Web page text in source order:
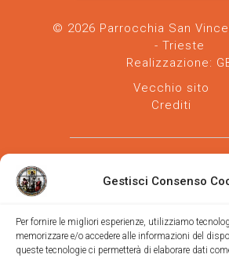
Gestisci Consenso
Per fornire le migliori esperienze, utilizziamo
memorizzare e/o accedere alle informazioni del
queste tecnologie ci permetterà di elaborare dati
© 2026 Parrocchia San
- Trieste
Realizzazione:
Vecchio sito
Crediti
Parrocchia san Vincenzo